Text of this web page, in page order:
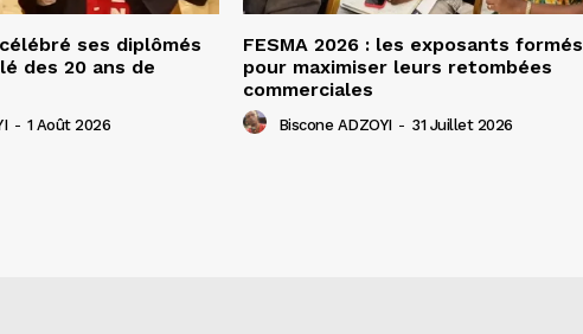
célébré ses diplômés
des 20 ans de
- 1 Août 2026
FESMA 2026 : les exposants formés
pour maximiser leurs retombées
commerciales
Biscone ADZOYI - 31 Juillet 2026